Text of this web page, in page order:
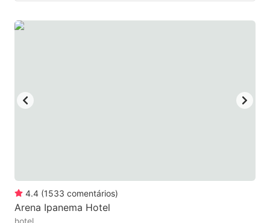
4.4 (1533 comentários)
Arena Ipanema Hotel
hotel